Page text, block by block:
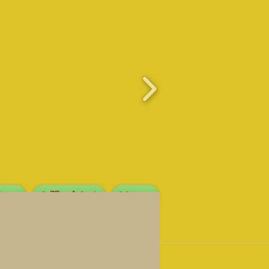
お問い合わせ More...